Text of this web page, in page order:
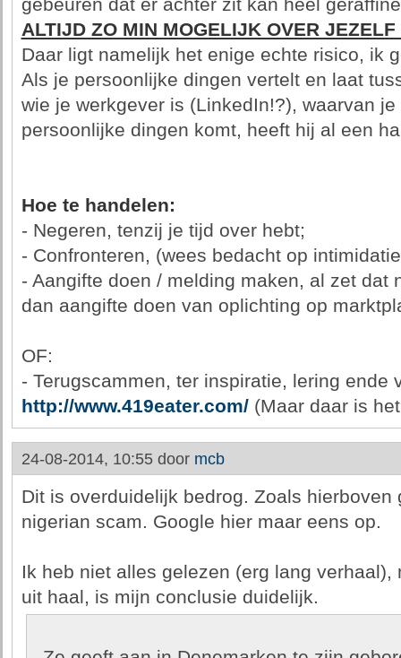
gebeuren dat er achter zit kan heel
ALTIJD ZO MIN MOGELIJK OVER
Daar ligt namelijk het enige echte risico, ik
Als je persoonlijke dingen vertelt en laat
wie je werkgever is (LinkedIn!?), waarvan
persoonlijke dingen komt, heeft hij al een
Hoe te handelen:
- Negeren, tenzij je tijd over hebt;
- Confronteren, (wees bedacht op
- Aangifte doen / melding maken, al zet dat
dan aangifte doen van oplichting op
OF:
- Terugscammen, ter inspiratie, lering ende
http://www.419eater.com/(Maar daar is
24-08-2014, 10:55 door mcb
Dit is overduidelijk bedrog. Zoals hierboven
nigerian scam. Google hier maar eens op.
Ik heb niet alles gelezen (erg lang
uit haal, is mijn conclusie duidelijk.